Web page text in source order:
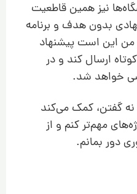
نیز همین قاطعیت
بدون هدف و برنامه
من این است پیشنهاد
ارسال کند و در
خواهد شد.
نه گفتن، کمک می‌کند
مهم‌تر کنم و از
دور بمانم.